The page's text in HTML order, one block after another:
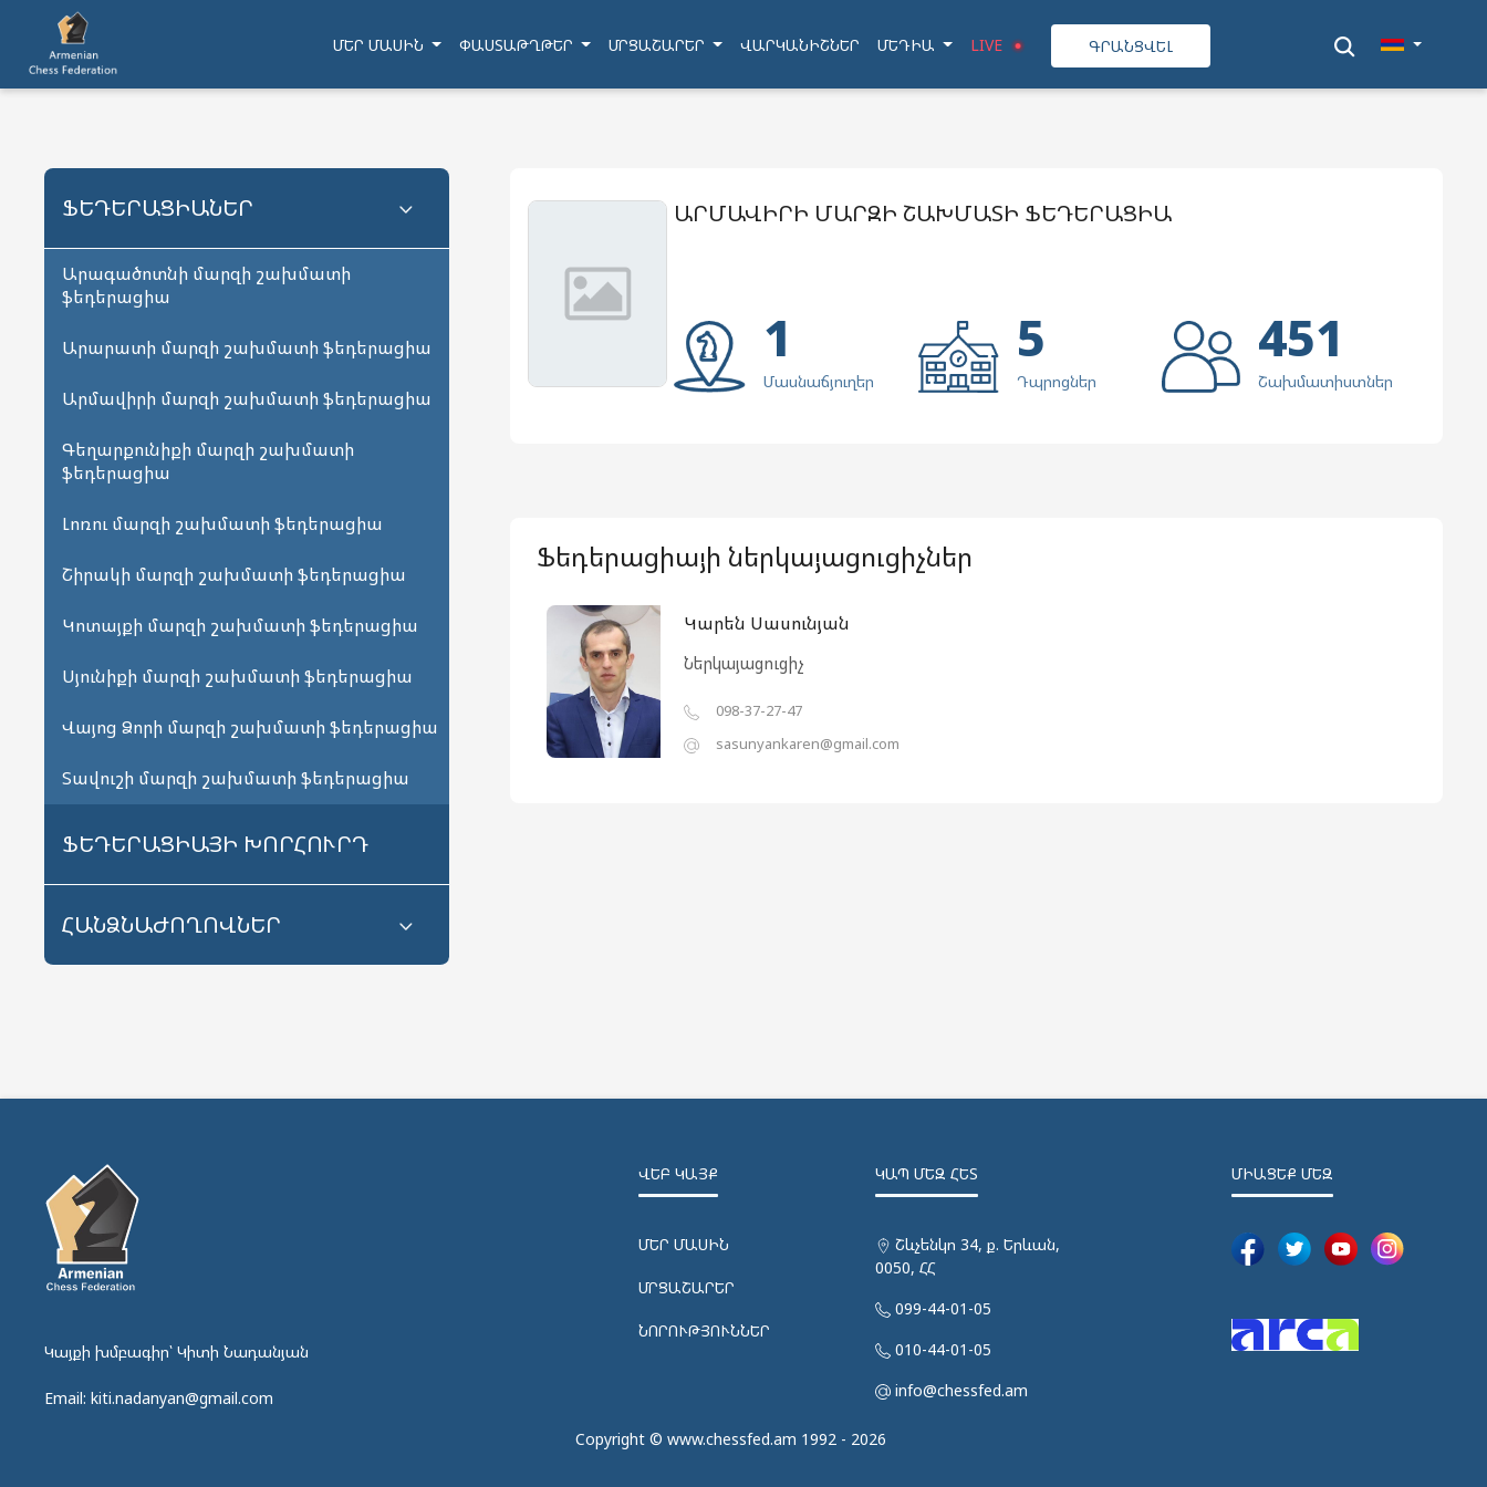
ՄԵՐ ՄԱՍԻՆ ՓԱՍՏԱԹՂԹԵՐ ՄՐՑԱՇԱՐԵՐ ՎԱՐԿԱՆԻՇՆԵՐ ՄԵԴԻԱ LIVE ԳՐԱՆՑՎԵԼ
ՖԵԴԵՐԱՑԻԱՆԵՐ
Արագածոտնի մարզի շախմատի
ֆեդերացիա
Արարատի մարզի շախմատի ֆեդերացիա
Արմավիրի մարզի շախմատի ֆեդերացիա
Գեղարքունիքի մարզի շախմատի
ֆեդերացիա
Լոռու մարզի շախմատի ֆեդերացիա
Շիրակի մարզի շախմատի ֆեդերացիա
Կոտայքի մարզի շախմատի ֆեդերացիա
Սյունիքի մարզի շախմատի ֆեդերացիա
Վայոց Ձորի մարզի շախմատի ֆեդերացիա
Տավուշի մարզի շախմատի ֆեդերացիա
ՖԵԴԵՐԱՑԻԱՅԻ ԽՈՐՀՈՒՐԴ
ՀԱՆՁՆԱԺՈՂՈՎՆԵՐ
ԱՐՄԱՎԻՐԻ ՄԱՐԶԻ ՇԱԽՄԱՏԻ ՖԵԴԵՐԱՑԻԱ
1
Մասնաճյուղեր
5
Դպրոցներ
451
Շախմատիստներ
Ֆեդերացիայի ներկայացուցիչներ
Կարեն Սասունյան
Ներկայացուցիչ
098-37-27-47
sasunyankaren@gmail.com
Կայքի խմբագիր՝ Կիտի Նադանյան
Email: kiti.nadanyan@gmail.com
ՎԵԲ ԿԱՅՔ
ՄԵՐ ՄԱՍԻՆ
ՄՐՑԱՇԱՐԵՐ
ՆՈՐՈՒԹՅՈՒՆՆԵՐ
ԿԱՊ ՄԵԶ ՀԵՏ
Շևչենկո 34, ք. Երևան,
0050, ՀՀ
099-44-01-05
010-44-01-05
info@chessfed.am
ՄԻԱՑԵՔ ՄԵԶ
Copyright © www.chessfed.am 1992 - 2026